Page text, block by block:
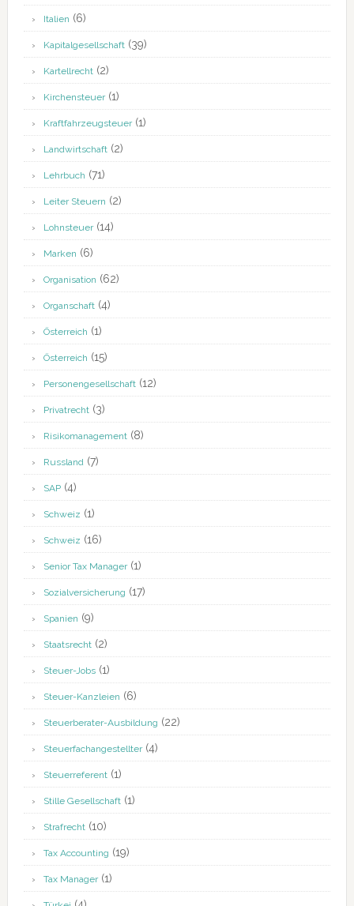
Italien (6)
Kapitalgesellschaft(39)
Kartellrecht(2)
Kirchensteuer(1)
Kraftfahrzeugsteuer(1)
Landwirtschaft(2)
Lehrbuch (71)
Leiter Steuern (2)
Lohnsteuer(14)
Marken (6)
Organisation (62)
Organschaft(4)
Österreich (1)
Österreich (15)
Personengesellschaft(12)
Privatrecht(3)
Risikomanagement(8)
Russland(7)
SAP(4)
Schweiz (1)
Schweiz (16)
Senior Tax Manager(1)
Sozialversicherung (17)
Spanien (9)
Staatsrecht(2)
Steuer-Jobs(1)
Steuer-Kanzleien (6)
Steuerberater-Ausbildung (22)
Steuerfachangestellter(4)
Steuerreferent(1)
Stille Gesellschaft(1)
Strafrecht(10)
Tax Accounting (19)
Tax Manager(1)